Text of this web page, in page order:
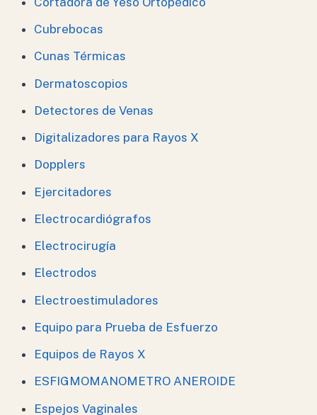
Cubrebocas
Cunas Térmicas
Dermatoscopios
Detectores de Venas
Digitalizadores para Rayos X
Dopplers
Ejercitadores
Electrocardiógrafos
Electrocirugía
Electrodos
Electroestimuladores
Equipo para Prueba de Esfuerzo
Equipos de Rayos X
ESFIGMOMANOMETRO ANEROIDE
Espejos Vaginales